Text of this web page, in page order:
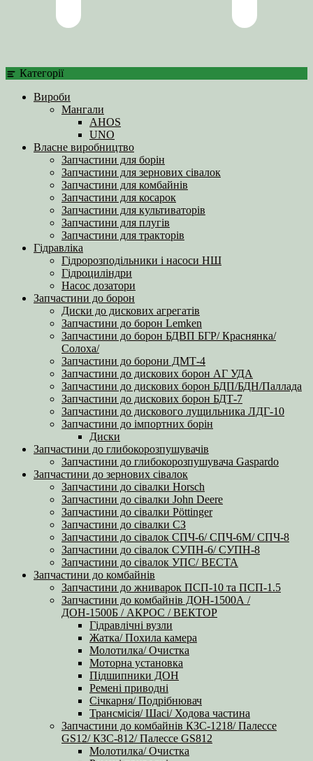
Категорії
Вироби
Мангали
AHOS
UNO
Власне виробництво
Запчастини для борін
Запчастини для зернових сівалок
Запчастини для комбайнів
Запчастини для косарок
Запчастини для культиваторів
Запчастини для плугів
Запчастини для тракторів
Гідравліка
Гідророзподільники і насоси НШ
Гідроциліндри
Насос дозатори
Запчастини до борон
Диски до дискових агрегатів
Запчастини до борон Lemken
Запчастини до борон БДВП БГР/ Краснянка/
Солоха/
Запчастини до борони ДМТ-4
Запчастини до дискових борон АГ УДА
Запчастини до дискових борон БДП/БДН/Паллада
Запчастини до дискових борон БДТ-7
Запчастини до дискового лущильника ЛДГ-10
Запчастини до імпортних борін
Диски
Запчастини до глибокорозпушувачів
Запчастини до глибокорозпушувача Gaspardo
Запчастини до зернових сівалок
Запчастини до сівалки Horsch
Запчастини до сівалки John Deere
Запчастини до сівалки Pöttinger
Запчастини до сівалки СЗ
Запчастини до сівалок СПЧ-6/ СПЧ-6М/ СПЧ-8
Запчастини до сівалок СУПН-6/ СУПН-8
Запчастини до сівалок УПС/ ВЕСТА
Запчастини до комбайнів
Запчастини до жниварок ПСП-10 та ПСП-1.5
Запчастини до комбайнів ДОН-1500А /
ДОН-1500Б / АКРОС / ВЕКТОР
Гідравлічні вузли
Жатка/ Похила камера
Молотилка/ Очистка
Моторна установка
Підшипники ДОН
Ремені приводні
Січкарня/ Подрібнювач
Трансмісія/ Шасі/ Ходова частина
Запчастини до комбайнів КЗС-1218/ Палессе
GS12/ КЗС-812/ Палессе GS812
Молотилка/ Очистка